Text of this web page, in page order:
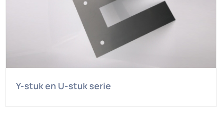
Y-stuk en U-stuk serie